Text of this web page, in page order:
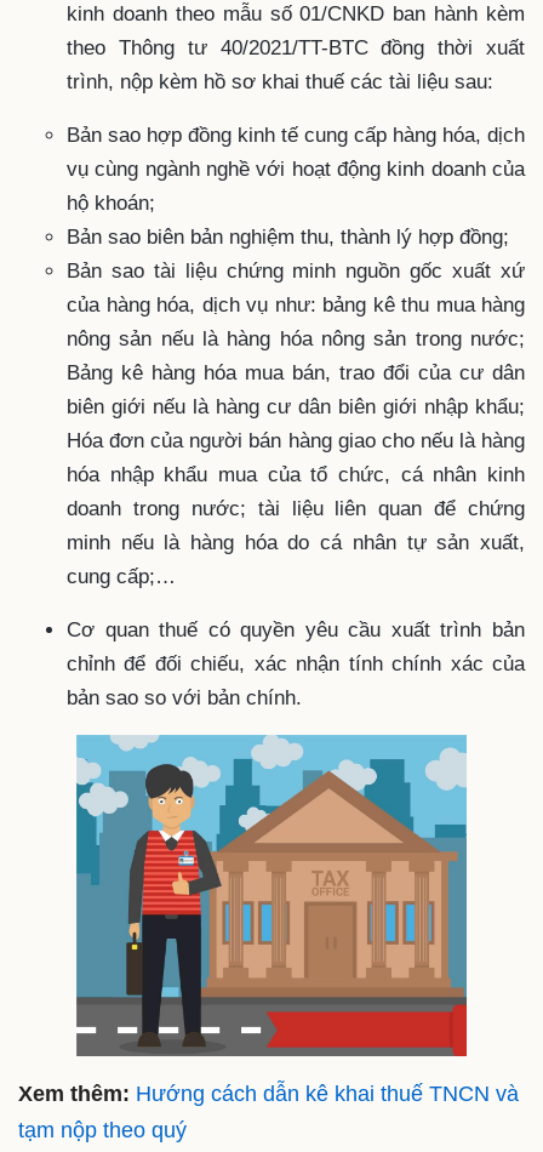
kinh doanh theo mẫu số 01/CNKD ban hành kèm
theo Thông tư 40/2021/TT-BTC đồng thời xuất
trình, nộp kèm hồ sơ khai thuế các tài liệu sau:
Bản sao hợp đồng kinh tế cung cấp hàng hóa, dịch
vụ cùng ngành nghề với hoạt động kinh doanh của
hộ khoán;
Bản sao biên bản nghiệm thu, thành lý hợp đồng;
Bản sao tài liệu chứng minh nguồn gốc xuất xứ
của hàng hóa, dịch vụ như: bảng kê thu mua hàng
nông sản nếu là hàng hóa nông sản trong nước;
Bảng kê hàng hóa mua bán, trao đổi của cư dân
biên giới nếu là hàng cư dân biên giới nhập khẩu;
Hóa đơn của người bán hàng giao cho nếu là hàng
hóa nhập khẩu mua của tổ chức, cá nhân kinh
doanh trong nước; tài liệu liên quan để chứng
minh nếu là hàng hóa do cá nhân tự sản xuất,
cung cấp;…
Cơ quan thuế có quyền yêu cầu xuất trình bản
chỉnh để đối chiếu, xác nhận tính chính xác của
bản sao so với bản chính.
Xem thêm: Hướng cách dẫn kê khai thuế TNCN và
tạm nộp theo quý